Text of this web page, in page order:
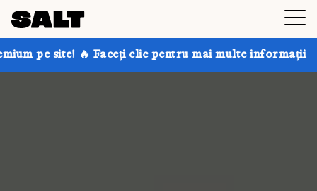
Faceți clic pentru mai multe informații Obțineți